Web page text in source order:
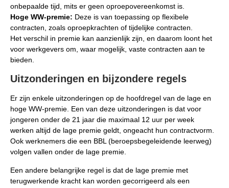
onbepaalde tijd, mits er geen oproepovereenkomst is.
Hoge WW-premie: Deze is van toepassing op flexibele
contracten, zoals oproepkrachten of tijdelijke contracten.
Het verschil in premie kan aanzienlijk zijn, en daarom loont het
voor werkgevers om, waar mogelijk, vaste contracten aan te
bieden.
Uitzonderingen en bijzondere regels
Er zijn enkele uitzonderingen op de hoofdregel van de lage en
hoge WW-premie. Een van deze uitzonderingen is dat voor
jongeren onder de 21 jaar die maximaal 12 uur per week
werken altijd de lage premie geldt, ongeacht hun contractvorm.
Ook werknemers die een BBL (beroepsbegeleidende leerweg)
volgen vallen onder de lage premie.
Een andere belangrijke regel is dat de lage premie met
terugwerkende kracht kan worden gecorrigeerd als een